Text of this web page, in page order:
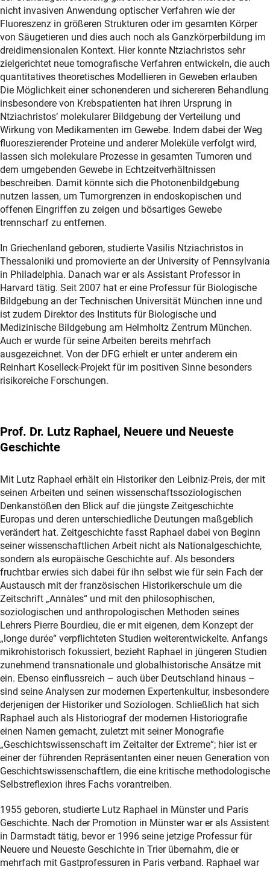
nicht invasiven Anwendung optischer Verfahren wie der
Fluoreszenz in größeren Strukturen oder im gesamten Körper
von Säugetieren und dies auch noch als Ganzkörperbildung im
dreidimensionalen Kontext. Hier konnte Ntziachristos sehr
zielgerichtet neue tomografische Verfahren entwickeln, die auch
quantitatives theoretisches Modellieren in Geweben erlauben
Die Möglichkeit einer schonenderen und sichereren Behandlung
insbesondere von Krebspatienten hat ihren Ursprung in
Ntziachristos‘ molekularer Bildgebung der Verteilung und
Wirkung von Medikamenten im Gewebe. Indem dabei der Weg
fluoreszierender Proteine und anderer Moleküle verfolgt wird,
lassen sich molekulare Prozesse in gesamten Tumoren und
dem umgebenden Gewebe in Echtzeitverhältnissen
beschreiben. Damit könnte sich die Photonenbildgebung
nutzen lassen, um Tumorgrenzen in endoskopischen und
offenen Eingriffen zu zeigen und bösartiges Gewebe
trennscharf zu entfernen.
In Griechenland geboren, studierte Vasilis Ntziachristos in
Thessaloniki und promovierte an der University of Pennsylvania
in Philadelphia. Danach war er als Assistant Professor in
Harvard tätig. Seit 2007 hat er eine Professur für Biologische
Bildgebung an der Technischen Universität München inne und
ist zudem Direktor des Instituts für Biologische und
Medizinische Bildgebung am Helmholtz Zentrum München.
Auch er wurde für seine Arbeiten bereits mehrfach
ausgezeichnet. Von der DFG erhielt er unter anderem ein
Reinhart Koselleck-Projekt für im positiven Sinne besonders
risikoreiche Forschungen.
Prof. Dr. Lutz Raphael, Neuere und Neueste
Geschichte
Mit Lutz Raphael erhält ein Historiker den Leibniz-Preis, der mit
seinen Arbeiten und seinen wissenschaftssoziologischen
Denkanstößen den Blick auf die jüngste Zeitgeschichte
Europas und deren unterschiedliche Deutungen maßgeblich
verändert hat. Zeitgeschichte fasst Raphael dabei von Beginn
seiner wissenschaftlichen Arbeit nicht als Nationalgeschichte,
sondern als europäische Geschichte auf. Als besonders
fruchtbar erwies sich dabei für ihn selbst wie für sein Fach der
Austausch mit der französischen Historikerschule um die
Zeitschrift „Annàles“ und mit den philosophischen,
soziologischen und anthropologischen Methoden seines
Lehrers Pierre Bourdieu, die er mit eigenen, dem Konzept der
„longe durée“ verpflichteten Studien weiterentwickelte. Anfangs
mikrohistorisch fokussiert, bezieht Raphael in jüngeren Studien
zunehmend transnationale und globalhistorische Ansätze mit
ein. Ebenso einflussreich – auch über Deutschland hinaus –
sind seine Analysen zur modernen Expertenkultur, insbesondere
derjenigen der Historiker und Soziologen. Schließlich hat sich
Raphael auch als Historiograf der modernen Historiografie
einen Namen gemacht, zuletzt mit seiner Monografie
„Geschichtswissenschaft im Zeitalter der Extreme“; hier ist er
einer der führenden Repräsentanten einer neuen Generation von
Geschichtswissenschaftlern, die eine kritische methodologische
Selbstreflexion ihres Fachs vorantreiben.
1955 geboren, studierte Lutz Raphael in Münster und Paris
Geschichte. Nach der Promotion in Münster war er als Assistent
in Darmstadt tätig, bevor er 1996 seine jetzige Professur für
Neuere und Neueste Geschichte in Trier übernahm, die er
mehrfach mit Gastprofessuren in Paris verband. Raphael war